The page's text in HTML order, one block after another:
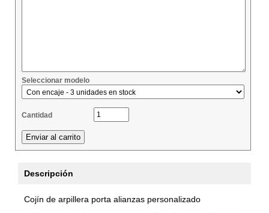
Seleccionar modelo
Cantidad
Descripción
Cojín de arpillera porta alianzas personalizado